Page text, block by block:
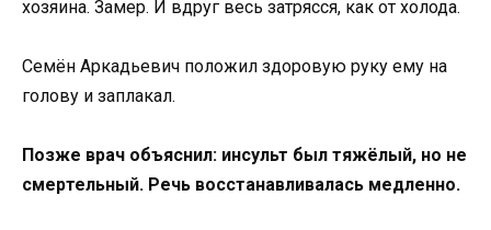
хозяина. Замер. И вдруг весь затрясся, как от холода.
Семён Аркадьевич положил здоровую руку ему на
голову и заплакал.
Позже врач объяснил: инсульт был тяжёлый, но не
смертельный. Речь восстанавливалась медленно.